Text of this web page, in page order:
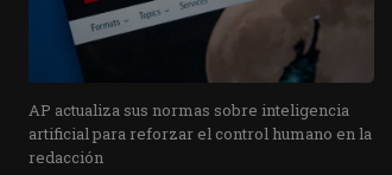
AP actualiza sus normas sobre inteligencia
artificial para reforzar el control humano en la
redacción